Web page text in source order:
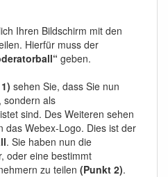
Ihren Bildschirm mit den
Hierfür muss der
geben.
sehen Sie, dass Sie nun
sondern als
sind. Des Weiteren sehen
das Webex-Logo. Dies ist der
. Sie haben nun die
oder eine bestimmt
zu teilen (Punkt 2).